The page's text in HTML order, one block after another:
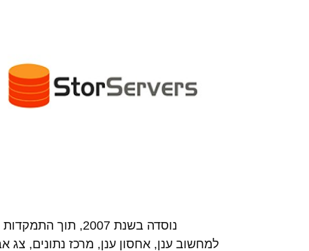
למחשוב ענן, אחסון ענן, מרכז נתונים,